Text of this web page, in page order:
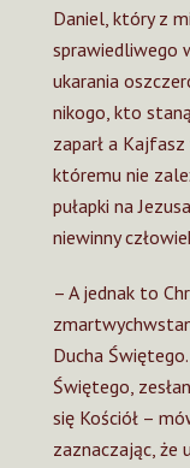
Daniel, który z
sprawiedliwego
ukarania
nikogo, kto
zaparł a
któremu nie
pułapki na
niewinny
– A jednak to
Ducha
Świętego,
się Kościół –
zaznaczając, że